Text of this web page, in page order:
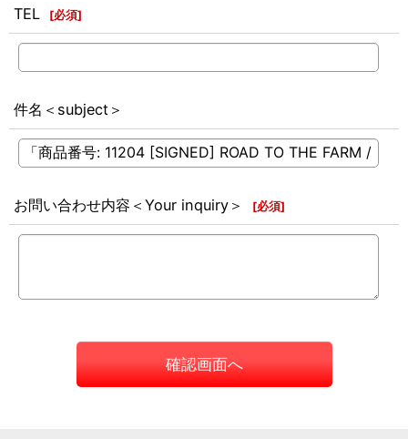
TEL [必須]
件名＜subject＞
お問い合わせ内容＜Your inquiry＞ [必須]
確認画面へ